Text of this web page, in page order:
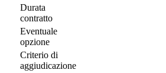
Durata
contratto
Eventuale
opzione
Criterio di
aggiudicazione